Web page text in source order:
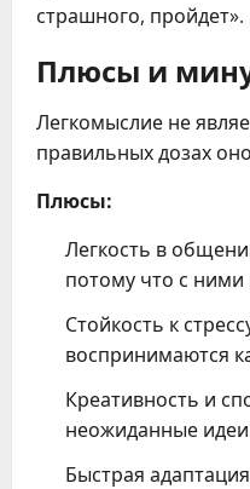
страшного, пройдет».
Плюсы и
Легкомыслие не
правильных дозах
Плюсы:
Легкость в
потому что с ними
Стойкость к
воспринимаются
Креативность и
неожиданные
Быстрая